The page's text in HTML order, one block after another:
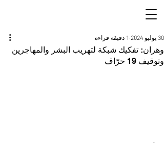
وهران: تفكيك شبكة لتهريب البشر والمهاجرين
وتوقيف 19 حرّاڤ
30 يوليو 2024 1 دقيقة قراءة